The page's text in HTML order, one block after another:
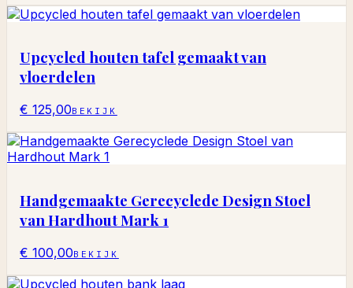
Upcycled houten tafel gemaakt van
vloerdelen
€ 125,00BEKIJK
Handgemaakte Gerecyclede Design Stoel
van Hardhout Mark 1
€ 100,00BEKIJK